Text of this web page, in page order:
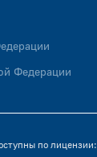
Федерации
по лицензии: